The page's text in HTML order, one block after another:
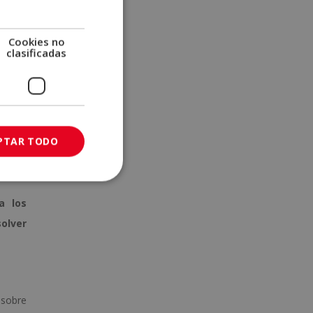
que
los
los
Cookies no
clasificadas
TODO